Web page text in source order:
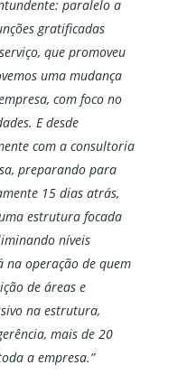
paralelo a
gratificadas
que promoveu
uma mudança
com foco no
E desde
com a consultoria
preparando para
15 dias atrás,
estrutura focada
níveis
na operação de quem
de áreas e
na estrutura,
mais de 20
a empresa.”